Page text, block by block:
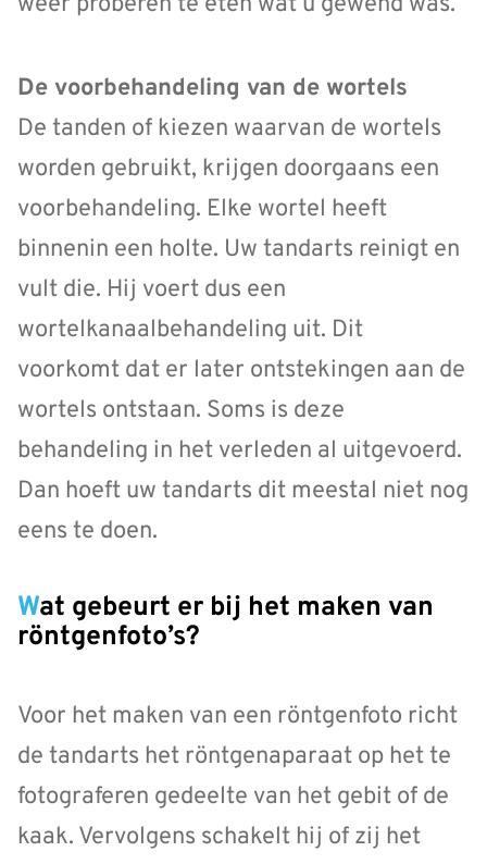
De voorbehandeling van de wortels
De tanden of kiezen waarvan de wortels
worden gebruikt, krijgen doorgaans een
voorbehandeling. Elke wortel heeft
binnenin een holte. Uw tandarts reinigt en
vult die. Hij voert dus een
wortelkanaalbehandeling uit. Dit
voorkomt dat er later ontstekingen aan de
wortels ontstaan. Soms is deze
behandeling in het verleden al uitgevoerd.
Dan hoeft uw tandarts dit meestal niet nog
eens te doen.
Wat gebeurt er bij het maken van
röntgenfoto’s?
Voor het maken van een röntgenfoto richt
de tandarts het röntgenaparaat op het te
fotograferen gedeelte van het gebit of de
kaak. Vervolgens schakelt hij of zij het